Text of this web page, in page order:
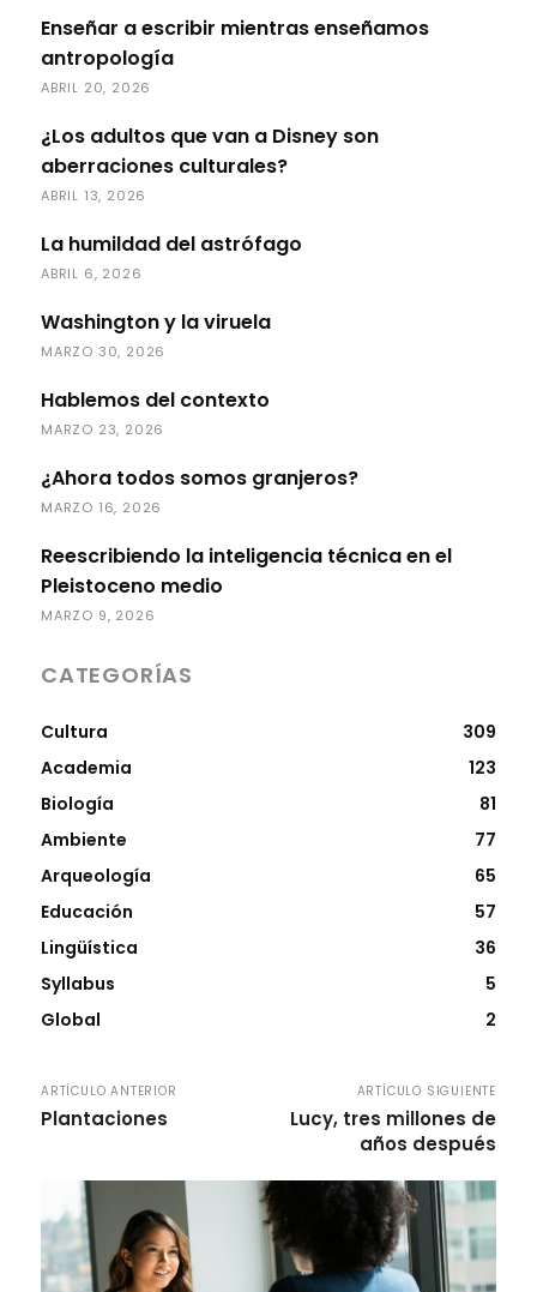
Enseñar a escribir mientras enseñamos
antropología
ABRIL 20, 2026
¿Los adultos que van a Disney son
aberraciones culturales?
ABRIL 13, 2026
La humildad del astrófago
ABRIL 6, 2026
Washington y la viruela
MARZO 30, 2026
Hablemos del contexto
MARZO 23, 2026
¿Ahora todos somos granjeros?
MARZO 16, 2026
Reescribiendo la inteligencia técnica en el
Pleistoceno medio
MARZO 9, 2026
CATEGORÍAS
Cultura
309
Academia
123
Biología
81
Ambiente
77
Arqueología
65
Educación
57
Lingüística
36
Syllabus
5
Global
2
ARTÍCULO ANTERIOR
Plantaciones
ARTÍCULO SIGUIENTE
Lucy, tres millones de
años después